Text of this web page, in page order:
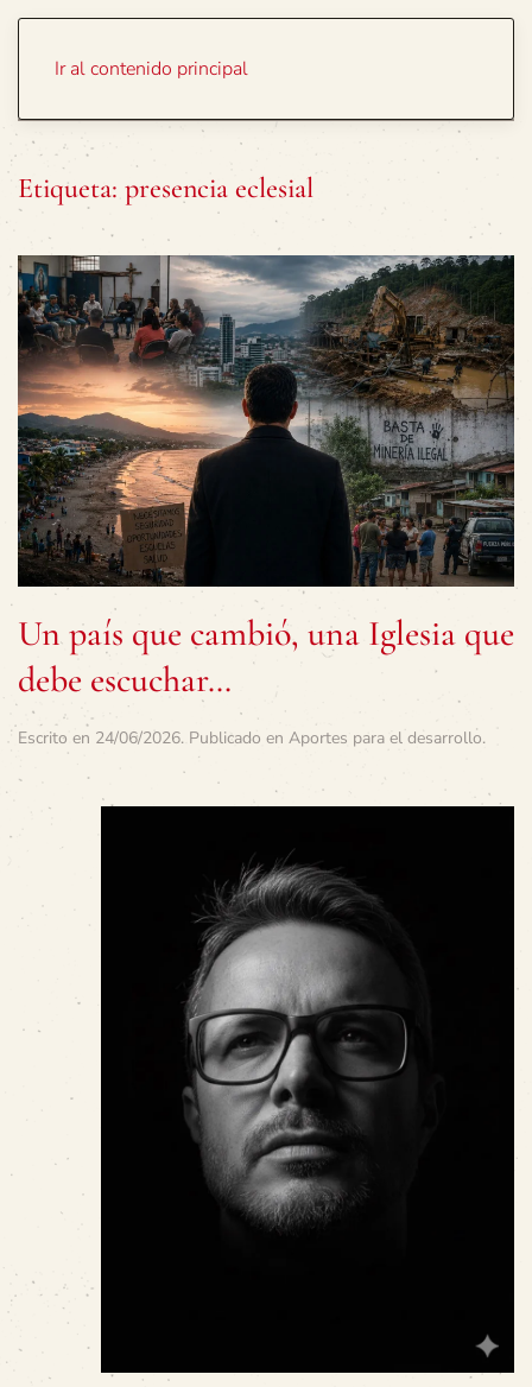
Ir al contenido principal
Etiqueta: presencia eclesial
Un país que cambió, una Iglesia que
debe escuchar…
Escrito en 24/06/2026. Publicado en Aportes para el desarrollo.